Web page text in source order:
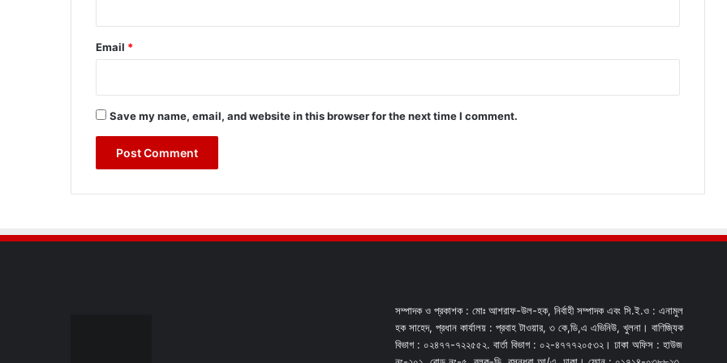
Email *
Save my name, email, and website in this browser for the next time I comment.
সম্পাদক ও প্রকাশক : মোঃ আশরাফ-উল-হক, নির্বাহী সম্পাদক এবং সি.ই.ও : এনামুল
হক সাহেদ, প্রধান কার্যালয় : প্রবাহ টাওয়ার, ৩ কে,ডি,এ এভিনিউ, খুলনা। বাণিজ্যিক
বিভাগ : ০২৪৭৭-৭২২৫৫২. বার্তা বিভাগ : ০২-৪৭৭৭২০৫৩২। ঢাকা অফিস : হাউজ